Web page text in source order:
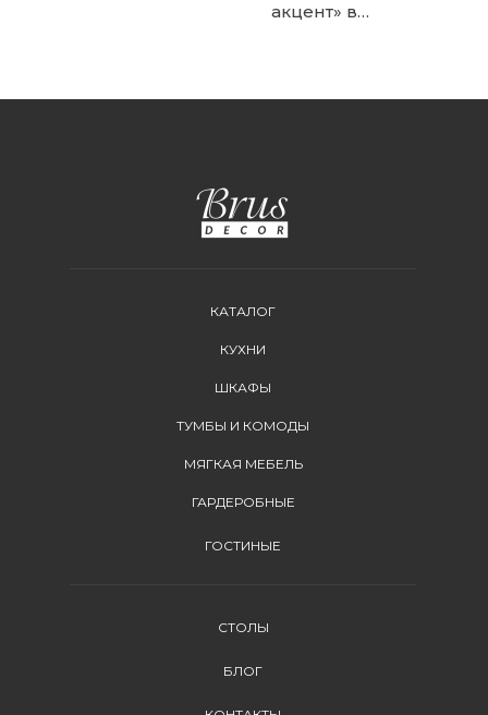
акцент» в
КАТАЛОГ
КУХНИ
ШКАФЫ
ТУМБЫ И КОМОДЫ
МЯГКАЯ МЕБЕЛЬ
ГАРДЕРОБНЫЕ
ГОСТИНЫЕ
БЛОГ
СТОЛЫ